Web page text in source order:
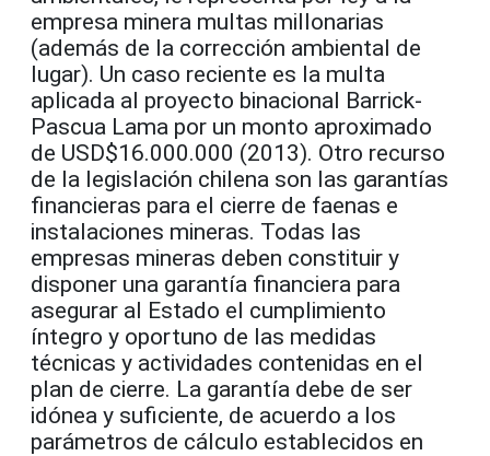
empresa minera multas millonarias
(además de la corrección ambiental de
lugar). Un caso reciente es la multa
aplicada al proyecto binacional Barrick-
Pascua Lama por un monto aproximado
de USD$16.000.000 (2013). Otro recurso
de la legislación chilena son las garantías
financieras para el cierre de faenas e
instalaciones mineras. Todas las
empresas mineras deben constituir y
disponer una garantía financiera para
asegurar al Estado el cumplimiento
íntegro y oportuno de las medidas
técnicas y actividades contenidas en el
plan de cierre. La garantía debe de ser
idónea y suficiente, de acuerdo a los
parámetros de cálculo establecidos en